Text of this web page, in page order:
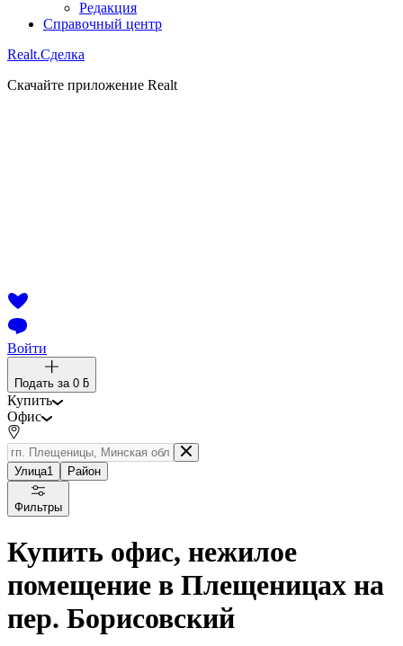
Редакция
Справочный центр
Realt.Сделка
Скачайте приложение Realt
Войти
Подать за 0 ƃ
Купить
Офис
Улица1 Район
Фильтры
Купить офис, нежилое
помещение в Плещеницах на
пер. Борисовский